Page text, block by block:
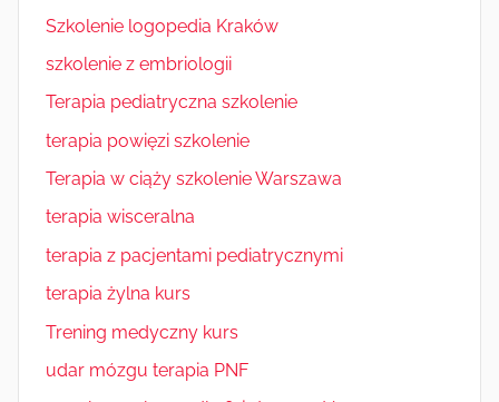
Szkolenie logopedia Kraków
szkolenie z embriologii
Terapia pediatryczna szkolenie
terapia powięzi szkolenie
Terapia w ciąży szkolenie Warszawa
terapia wisceralna
terapia z pacjentami pediatrycznymi
terapia żylna kurs
Trening medyczny kurs
udar mózgu terapia PNF